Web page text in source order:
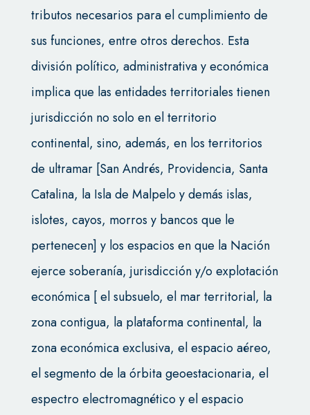
tributos necesarios para el cumplimiento de
sus funciones, entre otros derechos. Esta
división político, administrativa y económica
implica que las entidades territoriales tienen
jurisdicción no solo en el territorio
continental, sino, además, en los territorios
de ultramar [San Andrés, Providencia, Santa
Catalina, la Isla de Malpelo y demás islas,
islotes, cayos, morros y bancos que le
pertenecen] y los espacios en que la Nación
ejerce soberanía, jurisdicción y/o explotación
económica [ el subsuelo, el mar territorial, la
zona contigua, la plataforma continental, la
zona económica exclusiva, el espacio aéreo,
el segmento de la órbita geoestacionaria, el
espectro electromagnético y el espacio